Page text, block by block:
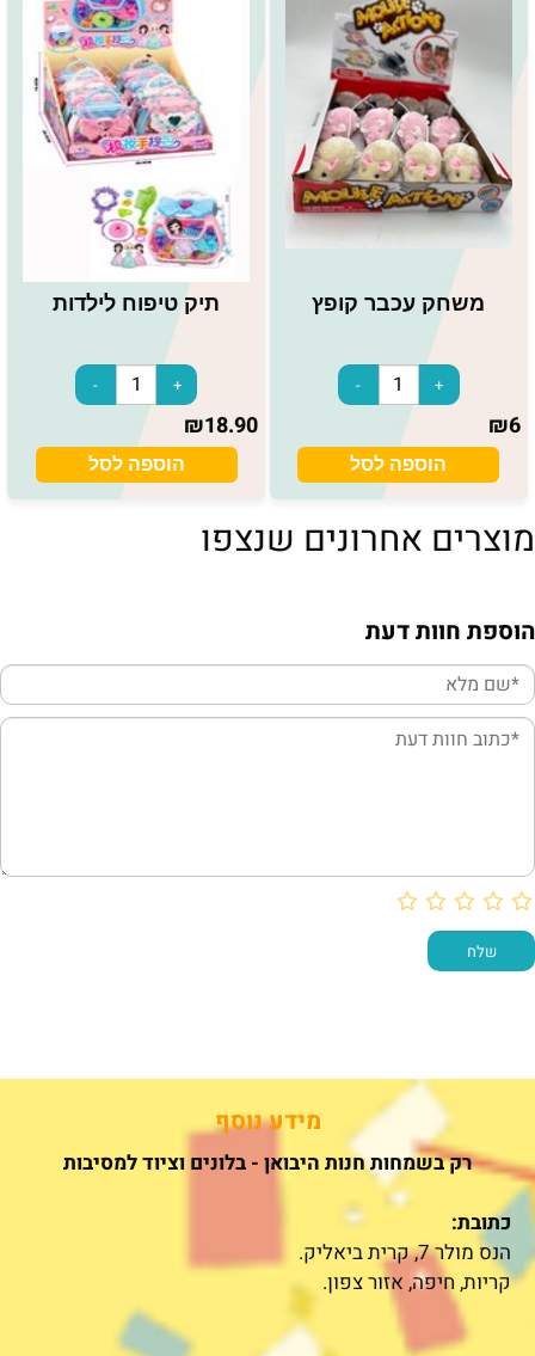
משחק עכבר קופץ
₪6
הוספה לסל
תיק טיפוח לילדות
₪18.90
הוספה לסל
מוצרים אחרונים שנצפו
הוספת חוות דעת
מידע נוסף
רק בשמחות חנות היבואן - בלונים וציוד למסיבות
כתובת:
הנס מולר 7, קרית ביאליק.
קריות, חיפה, אזור צפון.